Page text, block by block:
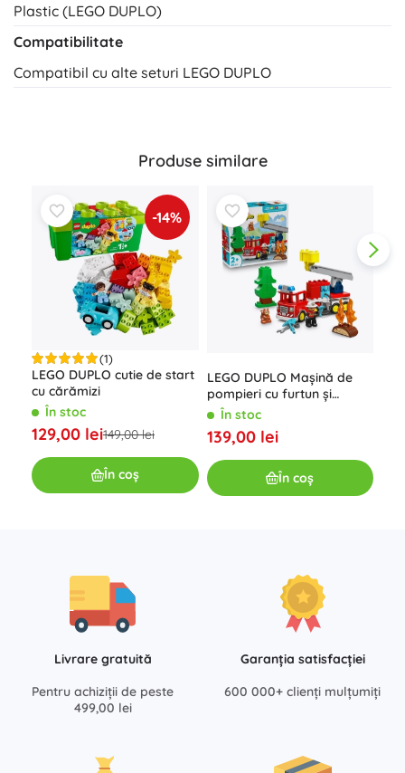
Plastic (LEGO DUPLO)
Compatibilitate
Compatibil cu alte seturi LEGO DUPLO
Produse similare
-14%
(1)
LEGO DUPLO cutie de start
cu cărămizi
În stoc
129,00 lei149,00 lei
În coș
LEGO DUPLO Mașină de
pompieri cu furtun și
pompier
În stoc
139,00 lei
În coș
Livrare gratuită
Pentru achiziții de peste
499,00 lei
Garanția satisfacției
600 000+ clienți mulțumiți